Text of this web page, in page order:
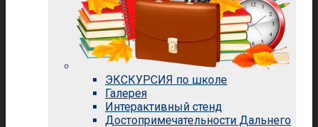
ЭКСКУРСИЯ по школе
Галерея
Интерактивный стенд
Достопримечательности Дальнего